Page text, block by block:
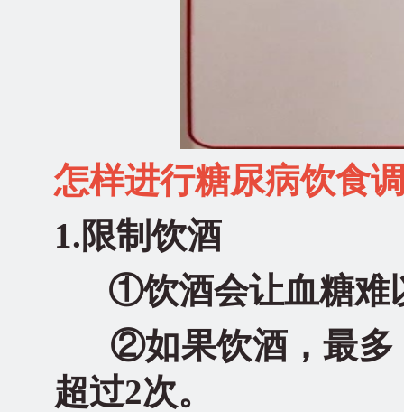
怎样进行糖尿病饮食
1.限制饮酒
①饮酒会让血糖难
②如果饮酒，最多
超过2次。